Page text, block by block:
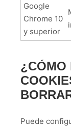
Google
Chrome 10
y superior
¿CÓMO
Puede